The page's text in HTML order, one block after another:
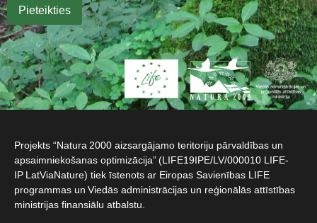
Projekts “Natura 2000 aizsargājamo teritoriju pārvaldības un
apsaimniekošanas optimizācija” (LIFE19IPE/LV/000010 LIFE-
IP LatViaNature) tiek īstenots ar Eiropas Savienības LIFE
programmas un Viedās administrācijas un reģionālās attīstības
ministrijas finansiālu atbalstu.​